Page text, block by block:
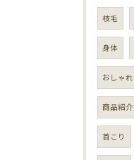
枝毛
身体
おしゃれ
商品紹介
首こり